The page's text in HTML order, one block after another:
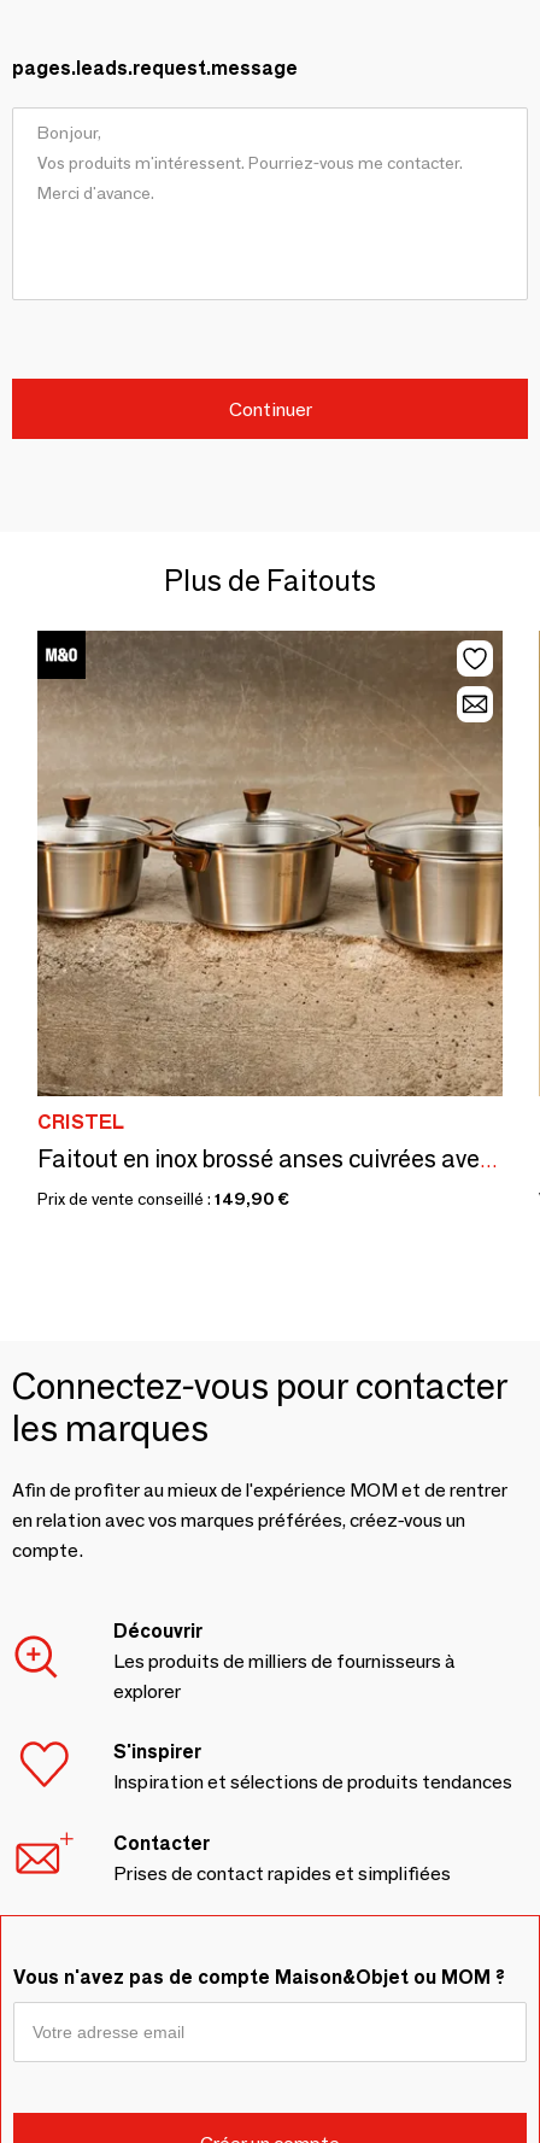
pages.leads.request.message
Continuer
Plus de Faitouts
CRISTEL
Faitout en inox brossé anses cuivrées avec couvercle BICENTENAIRE
Prix de vente conseillé : 149,90 €
Connectez-vous pour contacter
les marques
Afin de profiter au mieux de l'expérience MOM et de rentrer
en relation avec vos marques préférées, créez-vous un
compte.
Découvrir
Les produits de milliers de fournisseurs à
explorer
S'inspirer
Inspiration et sélections de produits tendances
Contacter
Prises de contact rapides et simplifiées
Vous n'avez pas de compte Maison&Objet ou MOM ?